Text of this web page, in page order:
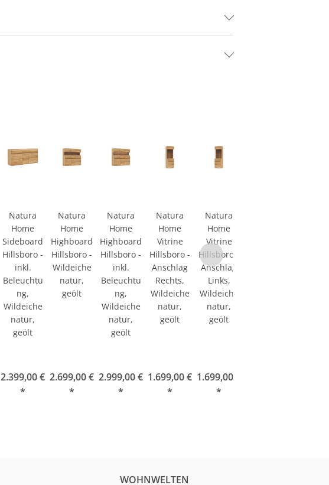
Natura
Home
Sideboard
Hillsboro -
inkl.
Beleuchtu
ng,
Wildeiche
natur,
geölt
2.399,00 €
*
Natura
Home
Highboard
Hillsboro -
Wildeiche
natur,
geölt
2.699,00 €
*
Natura
Home
Highboard
Hillsboro -
inkl.
Beleuchtu
ng,
Wildeiche
natur,
geölt
2.999,00 €
*
Natura
Home
Vitrine
Hillsboro -
Anschlag
Rechts,
Wildeiche
natur,
geölt
1.699,00 €
*
Natura
Home
Vitrine
Hillsboro -
Anschlag
Links,
Wildeiche
natur,
geölt
1.699,00 €
*
WOHNWELTEN